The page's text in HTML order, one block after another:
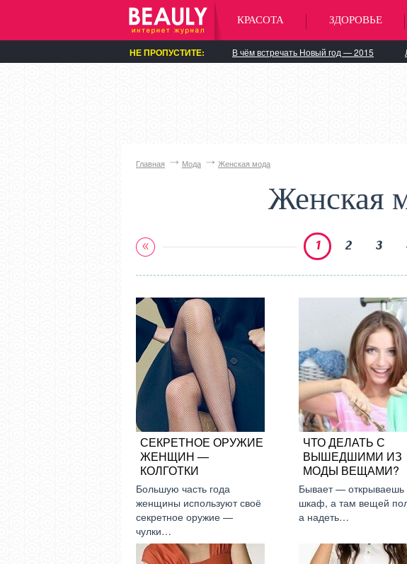
КРАСОТА ЗДОРОВЬЕ
НЕ ПРОПУСТИТЕ: В чём встречать Новый год — 2015
Главная Мода Женская мода
Женская
1 2 3
СЕКРЕТНОЕ ОРУЖИЕ
ЖЕНЩИН —
КОЛГОТКИ
Большую часть года
женщины используют своё
секретное оружие —
чулки…
ЧТО ДЕЛАТЬ С
ВЫШЕДШИМИ ИЗ
МОДЫ ВЕЩАМИ?
Бывает — открываешь
шкаф, а там вещей
а надеть…